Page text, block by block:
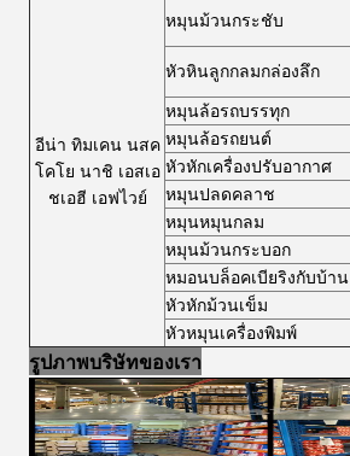
อีน่า ทิมเคน นสค
โคโย นาชิ เอสเอ
ชเอฮี เอฟไวย์
หมุนม้วนกระชับ
หัวหินลูกกลมกล่องลึก
หมุนล้อรถบรรทุก
หมุนล้อรถยนต์
หัวหักเครื่องปรับอากาศ
หมุนปลดคลาช
หมุนหมุนกลม
หมุนม้วนกระบอก
หมอนบล็อคเบียริงกับบ้าน
หัวหักม้วนเข็ม
หัวหมุนเครื่องพิมพ์
รูปภาพบริษัทของเรา